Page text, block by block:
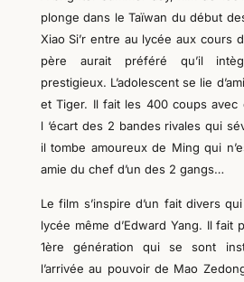
plonge dans le Taïwan du début
Xiao Si’r entre au lycée aux cours
père aurait préféré qu’il
prestigieux. L’adolescent se lie
et Tiger. Il fait les 400 coups
l ‘écart des 2 bandes rivales qui
il tombe amoureux de Ming qui
amie du chef d’un des 2 gangs…
Le film s’inspire d’un fait divers
lycée même d’Edward Yang. Il fait
1ère génération qui se sont
l’arrivée au pouvoir de Mao